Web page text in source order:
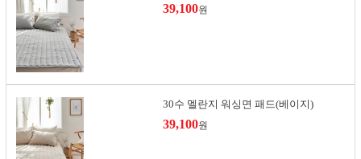
39,100원
30수 멜란지 워싱면 패드(베이지)
39,100원